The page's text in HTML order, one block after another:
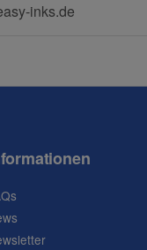
inks.de